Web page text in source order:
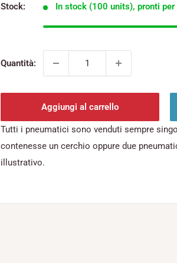
Stock: In stock (100 units), pronti
Quantità:
Aggiungi al carrello
Tutti i pneumatici sono venduti sempre
contenesse un cerchio oppure due
illustrativo.